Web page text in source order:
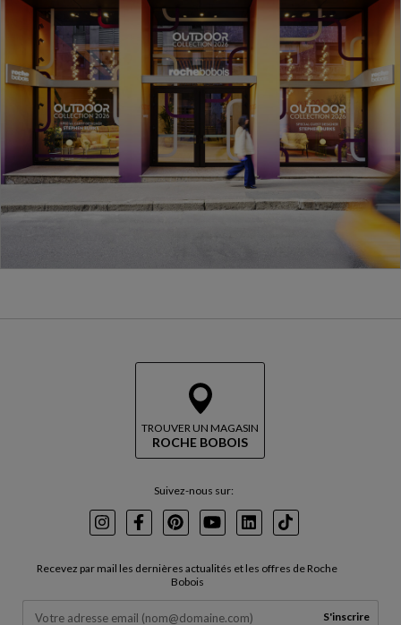
TROUVER UN MAGASIN
ROCHE BOBOIS
Suivez-nous sur:
InstagramFacebookPinterest
YoutubeLinkedInTikTok
Recevez par mail les dernières actualités et les offres de Roche
Bobois
S'inscrire